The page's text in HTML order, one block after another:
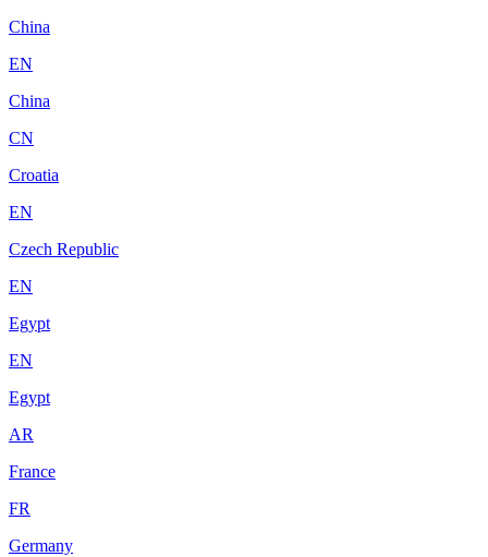
China
EN
China
CN
Croatia
EN
Czech Republic
EN
Egypt
EN
Egypt
AR
France
FR
Germany